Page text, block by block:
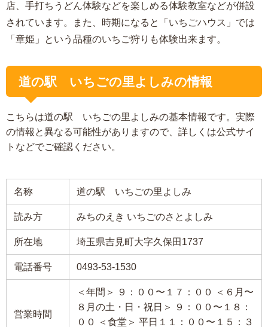
店、手打ちうどん体験などを楽しめる体験教室などが併設
されています。また、時期になると「いちごハウス」では
「章姫」という品種のいちご狩りも体験出来ます。
道の駅 いちごの里よしみの情報
こちらは道の駅 いちごの里よしみの基本情報です。実際
の情報と異なる可能性がありますので、詳しくは公式サイ
トなどでご確認ください。
名称 道の駅 いちごの里よしみ
読み方 みちのえき いちごのさとよしみ
所在地 埼玉県吉見町大字久保田1737
電話番号 0493-53-1530
営業時間
＜年間＞ ９：００〜１７：００ ＜６月〜
８月の土・日・祝日＞ ９：００〜１８：
００ ＜食堂＞ 平日１１：００〜１５：３